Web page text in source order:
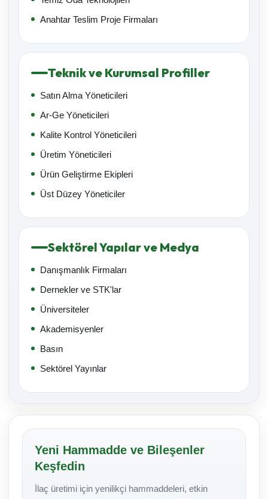
Anahtar Teslim Proje Firmaları
Teknik ve Kurumsal Profiller
Satın Alma Yöneticileri
Ar-Ge Yöneticileri
Kalite Kontrol Yöneticileri
Üretim Yöneticileri
Ürün Geliştirme Ekipleri
Üst Düzey Yöneticiler
Sektörel Yapılar ve Medya
Danışmanlık Firmaları
Dernekler ve STK'lar
Üniversiteler
Akademisyenler
Basın
Sektörel Yayınlar
Yeni Hammadde ve Bileşenler
Keşfedin
İlaç üretimi için yenilikçi hammaddeleri, etkin